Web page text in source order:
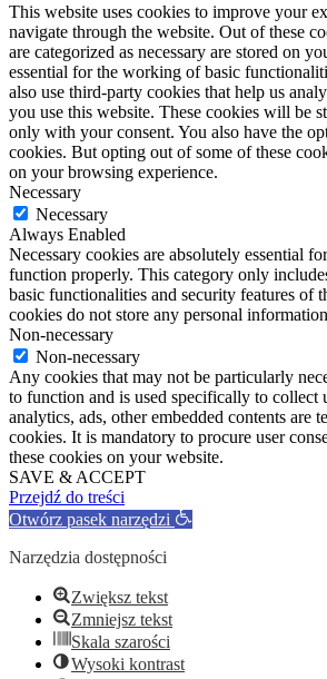
This website uses cookies to improve your
navigate through the website. Out of these
are categorized as necessary are stored on
essential for the working of basic
also use third-party cookies that help us
you use this website. These cookies will be
only with your consent. You also have the
cookies. But opting out of some of these
on your browsing experience.
Necessary
Necessary
Always Enabled
Necessary cookies are absolutely essential
function properly. This category only
basic functionalities and security features of
cookies do not store any personal
Non-necessary
Non-necessary
Any cookies that may not be particularly
to function and is used specifically to collect
analytics, ads, other embedded contents are
cookies. It is mandatory to procure user
these cookies on your website.
SAVE & ACCEPT
Przejdź do treści
Otwórz pasek narzędzi
Narzędzia dostępności
Zwiększ tekst
Zmniejsz tekst
Skala szarości
Wysoki kontrast